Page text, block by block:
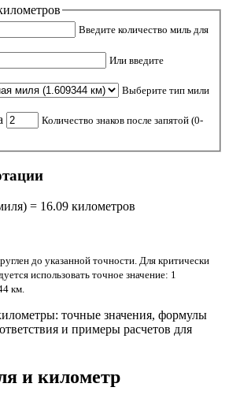
Введите количество миль для
Или введите
Выберите тип мили
Количество знаков после запятой (0-
= 16.09 километров
до указанной точности. Для критически
использовать точное значение: 1
км.
точные значения, формулы
и примеры расчетов для
и километр